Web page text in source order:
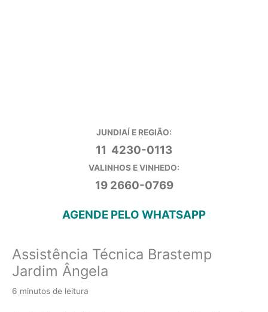
JUNDIAÍ E REGIÃO:
11 4230-0113
VALINHOS E VINHEDO:
19 2660-0769
AGENDE PELO WHATSAPP
Assistência Técnica Brastemp
Jardim Ângela
6 minutos de leitura